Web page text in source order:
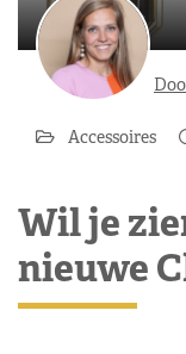
Accessoires
Wil je
nieuwe